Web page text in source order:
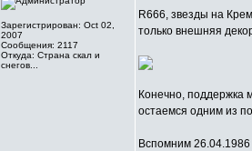
Зарегистрирован: Oct 02,
2007
Сообщения: 2117
Откуда: Cтрана скал и
снегов...
R666, звезды на
только внешняя
Конечно, поддержка
остаемся одним из
Вспомним